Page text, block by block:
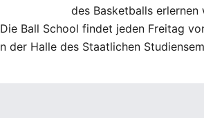
des Basketballs erlernen
Die Ball School findet jeden Freitag
der Halle des Staatlichen